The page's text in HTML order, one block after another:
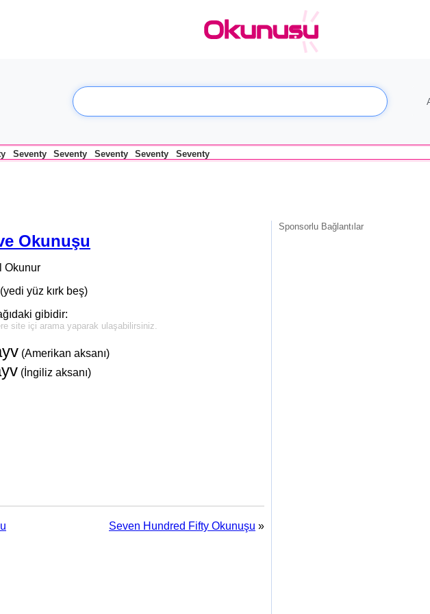
Seventy Seventy Seventy Seventy Seventy
Sponsorlu Bağlantılar
Okunuşu
Okunur
yüz kırk beş)
gibidir:
site içi arama yaparak ulaşabilirsiniz.
(Amerikan aksanı)
(İngiliz aksanı)
Seven Hundred Fifty Okunuşu »